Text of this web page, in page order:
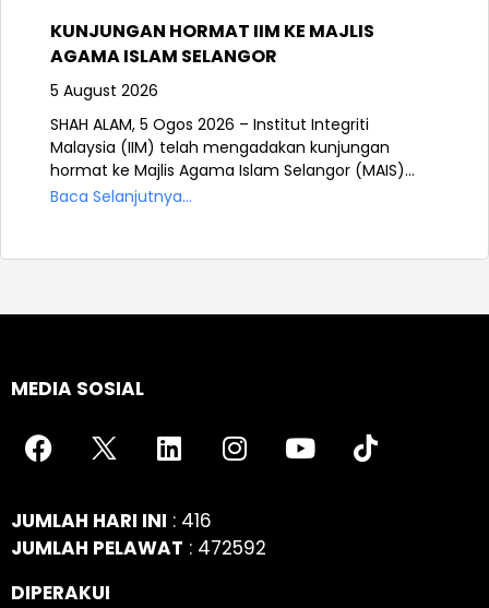
KUNJUNGAN HORMAT IIM KE MAJLIS
AGAMA ISLAM SELANGOR
5 August 2026
SHAH ALAM, 5 Ogos 2026 – Institut Integriti
Malaysia (IIM) telah mengadakan kunjungan
hormat ke Majlis Agama Islam Selangor (MAIS)...
Baca Selanjutnya...
MEDIA SOSIAL
JUMLAH HARI INI : 416
JUMLAH PELAWAT : 472592
DIPERAKUI